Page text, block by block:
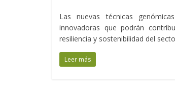
Las nuevas técnicas
innovadoras que podrán
resiliencia y sostenibilidad del
Leer más